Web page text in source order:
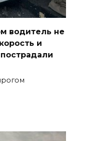
водитель не
и